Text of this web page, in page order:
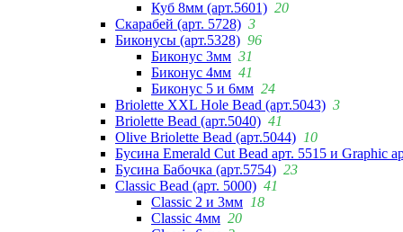
Куб 8мм (арт.5601) 20
Скарабей (арт. 5728) 3
Биконусы (арт.5328) 96
Биконус 3мм 31
Биконус 4мм 41
Биконус 5 и 6мм 24
Briolette XXL Hole Bead (арт.5043) 3
Briolette Bead (арт.5040) 41
Olive Briolette Bead (арт.5044) 10
Бусина Emerald Cut Bead арт. 5515 и Graphic
Бусина Бабочка (арт.5754) 23
Classic Bead (арт. 5000) 41
Classic 2 и 3мм 18
Classic 4мм 20